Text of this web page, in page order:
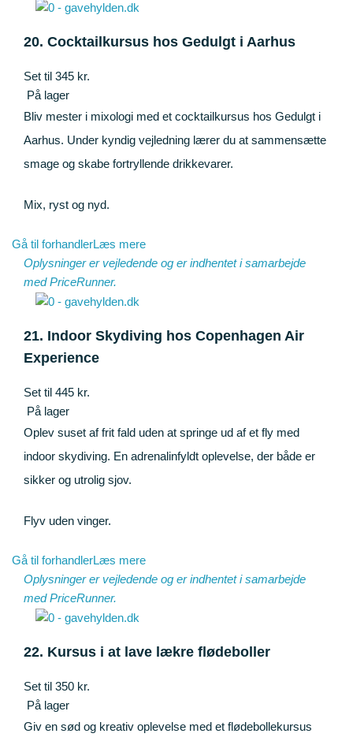
20. Cocktailkursus hos Gedulgt i Aarhus
Set til 345 kr.
På lager
Bliv mester i mixologi med et cocktailkursus hos Gedulgt i
Aarhus. Under kyndig vejledning lærer du at sammensætte
smage og skabe fortryllende drikkevarer.
Mix, ryst og nyd.
Gå til forhandlerLæs mere
Oplysninger er vejledende og er indhentet i samarbejde
medPriceRunner.
21. Indoor Skydiving hos Copenhagen Air
Experience
Set til 445 kr.
På lager
Oplev suset af frit fald uden at springe ud af et fly med
indoor skydiving. En adrenalinfyldt oplevelse, der både er
sikker og utrolig sjov.
Flyv uden vinger.
Gå til forhandlerLæs mere
Oplysninger er vejledende og er indhentet i samarbejde
medPriceRunner.
22. Kursus i at lave lækre flødeboller
Set til 350 kr.
På lager
Giv en sød og kreativ oplevelse med et flødebollekursus